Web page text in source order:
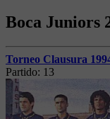
Boca Juniors
Torneo Clausura
Partido: 13